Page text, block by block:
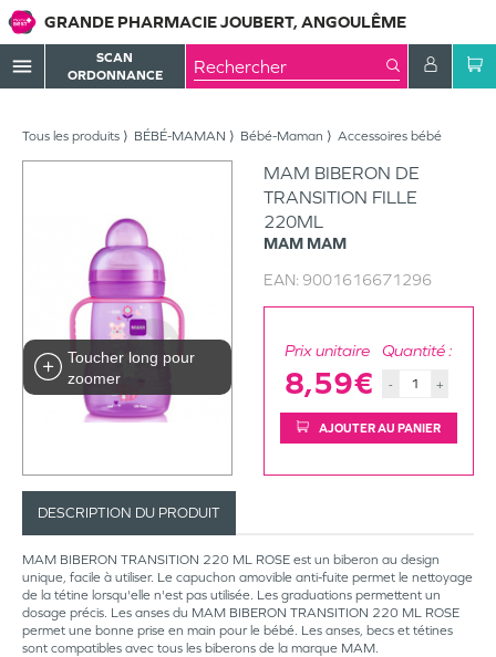
GRANDE PHARMACIE JOUBERT, ANGOULÊME
menu
SCAN
ORDONNANCE
Tous les produits BÉBÉ-MAMAN Bébé-Maman Accessoires bébé
Toucher long pour
zoomer
MAM BIBERON DE
TRANSITION FILLE
220ML
MAM MAM
EAN: 9001616671296
Prix unitaire
8,59€
Quantité :
- +
AJOUTER AU PANIER
DESCRIPTION DU PRODUIT
MAM BIBERON TRANSITION 220 ML ROSE est un biberon au design
unique, facile à utiliser. Le capuchon amovible anti-fuite permet le nettoyage
de la tétine lorsqu'elle n'est pas utilisée. Les graduations permettent un
dosage précis. Les anses du MAM BIBERON TRANSITION 220 ML ROSE
permet une bonne prise en main pour le bébé. Les anses, becs et tétines
sont compatibles avec tous les biberons de la marque MAM.